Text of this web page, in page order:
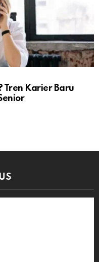
Tren Karier Baru